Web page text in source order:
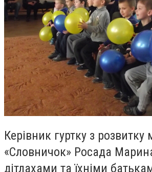
Керівник гуртку з розвитку
«Словничок» Росада
дітлахами та їхніми